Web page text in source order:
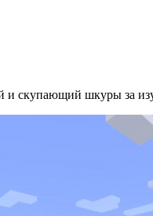
и скупающий шкуры за